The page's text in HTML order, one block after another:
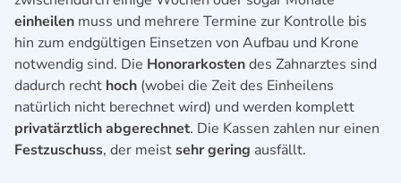
einheilen muss und mehrere Termine zur Kontrolle bis
hin zum endgültigen Einsetzen von Aufbau und Krone
notwendig sind. Die Honorarkostendes Zahnarztes sind
dadurch recht hoch (wobei die Zeit des Einheilens
natürlich nicht berechnet wird) und werden komplett
privatärztlich abgerechnet. Die Kassen zahlen nur einen
Festzuschuss, der meistsehr gering ausfällt.